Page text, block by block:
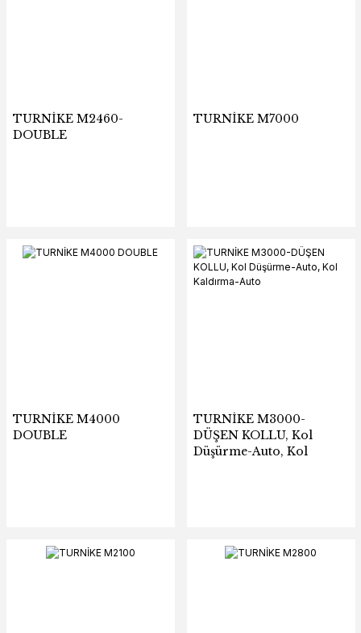
TURNİKE M2460-
DOUBLE
TURNİKE M7000
TURNİKE M4000
DOUBLE
TURNİKE M3000-
DÜŞEN KOLLU, Kol
Düşürme-Auto, Kol